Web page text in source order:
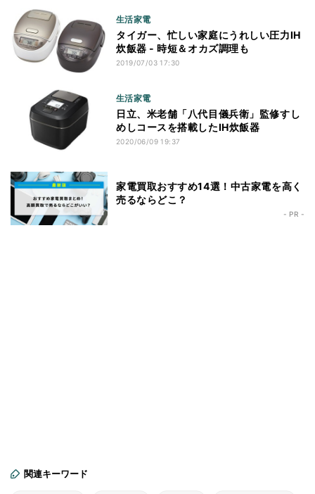
生活家電
タイガー、忙しい家庭にうれしい圧力IH
炊飯器 - 時短＆オカズ調理も
2019/07/03 17:30
生活家電
日立、米老舗「八代目儀兵衛」監修すし
めしコースを搭載したIH炊飯器
2020/06/09 19:37
家電買取おすすめ14選！中古家電を高く
売るならどこ？
- PR -
関連キーワード